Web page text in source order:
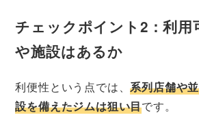
チェックポイント2：利用
や施設はあるか
利便性という点では、系列店舗や
設を備えたジムは狙い目です。